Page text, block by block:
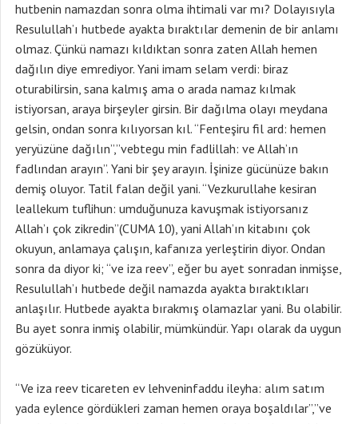
hutbenin namazdan sonra olma ihtimali var mı? Dolayısıyla
Resulullah’ı hutbede ayakta bıraktılar demenin de bir anlamı
olmaz. Çünkü namazı kıldıktan sonra zaten Allah hemen
dağılın diye emrediyor. Yani imam selam verdi: biraz
oturabilirsin, sana kalmış ama o arada namaz kılmak
istiyorsan, araya birşeyler girsin. Bir dağılma olayı meydana
gelsin, ondan sonra kılıyorsan kıl. “Fenteşiru fil ard: hemen
yeryüzüne dağılın”,”vebtegu min fadlillah: ve Allah’ın
fadlından arayın”. Yani bir şey arayın. İşinize gücünüze bakın
demiş oluyor. Tatil falan değil yani. “Vezkurullahe kesiran
leallekum tuflihun: umduğunuza kavuşmak istiyorsanız
Allah’ı çok zikredin”(CUMA 10), yani Allah’ın kitabını çok
okuyun, anlamaya çalışın, kafanıza yerleştirin diyor. Ondan
sonra da diyor ki; “ve iza reev”, eğer bu ayet sonradan inmişse,
Resulullah’ı hutbede değil namazda ayakta bıraktıkları
anlaşılır. Hutbede ayakta bırakmış olamazlar yani. Bu olabilir.
Bu ayet sonra inmiş olabilir, mümkündür. Yapı olarak da uygun
gözüküyor.
“Ve iza reev ticareten ev lehveninfaddu ileyha: alım satım
yada eylence gördükleri zaman hemen oraya boşaldılar”,”ve